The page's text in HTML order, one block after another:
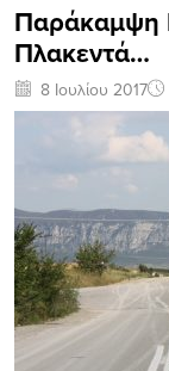
Παράκαμψη
Πλακεντά…
8 Ιουλίου 2017